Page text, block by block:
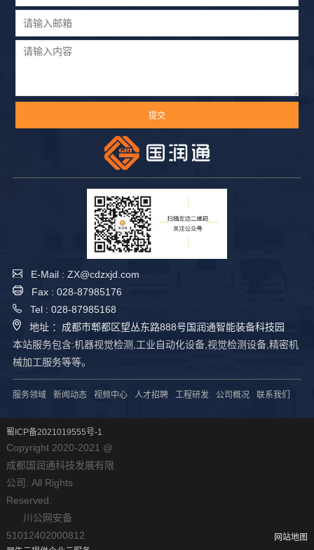
E-Mail : ZX@cdzxjd.com
Fax : 028-87985176
Tel : 028-87985168
地址 ：成都市郫都区望丛东路888号国润通智能装备科技园
本站服务包含:机器视觉检测,工业自动化设备,视觉检测设备,精密机
械加工服务等等。
服务领域 新闻动态 视频中心 人才招聘 工程研发 公司概况 联系我们
蜀ICP备2021019555号-1
Copyright 2020-2021 @
成都国润通科技发展有限
公司. All Rights
Reserved.
川公网安备
51012402000812
网站地图